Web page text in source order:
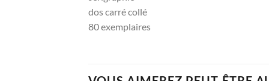
dos carré collé
80 exemplaires